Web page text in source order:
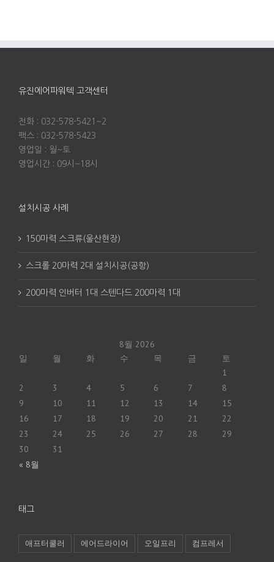
유진에어파워텍 고객센터
전화 : 032-578-5421~2
팩스 : 032-578-5423
영업일 : 월~토
영업시간 : 09시~18시
설치시공 사례
150마력 스크류(울산현장)
스크롤 20마력 2대 설치시공(공항)
200마력 인버터 1대 스텐다드 200마력 1대
8월 2026
일 월 화 수 목 금 토
« 8월
1
2
3 4 5 6 7
8
9
10 11 12 13 14
15
16
17 18 19 20 21
22
23
24 25 26 27 28
29
30
31
태그
애프터쿨러 에어드라이어 오일프리 컴프레서